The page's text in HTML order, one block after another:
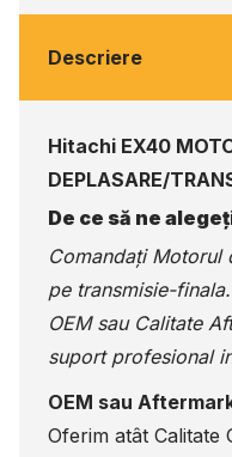
Descriere
Hitachi EX40
DEPLASARE/
De ce să ne
Comandați Motorul
pe transmisie-
OEM sau Calitate
suport profesional
OEM sau
Oferim atât Calitate